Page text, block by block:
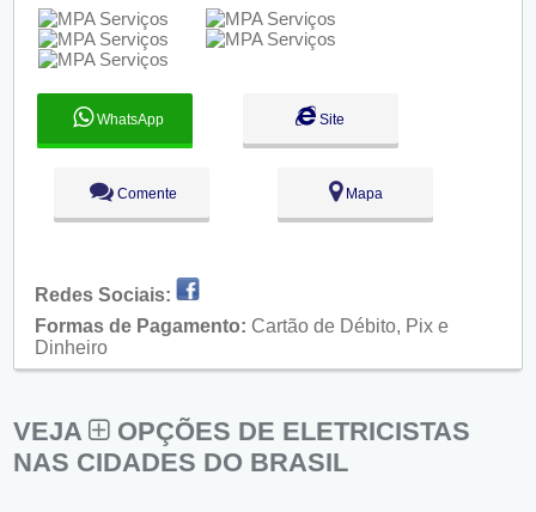
WhatsApp Site
Comente Mapa
Redes Sociais:
Formas de Pagamento: Cartão de Débito, Pix e
Dinheiro
VEJA
OPÇÕES DE ELETRICISTAS
NAS CIDADES DO BRASIL